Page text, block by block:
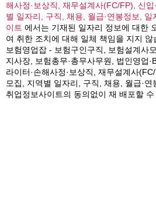
해사정·보상직, 재무설계사(FC/FP), 신
별 일자리, 구직, 채용, 월급·연봉정보,
이트 에서는 기재된 일자리 정보에 대한
여 취한 조치에 대해 일체 책임을 지지 않
보험영업잡 - 보험구인구직, 보험설계사
지사장, 보험총무·총무사무원, 법인영업
라이터·손해사정·보상직, 재무설계사
모집, 지역별 일자리, 구직, 채용, 월급·연
취업정보사이트의 동의없이 재 배포할 수